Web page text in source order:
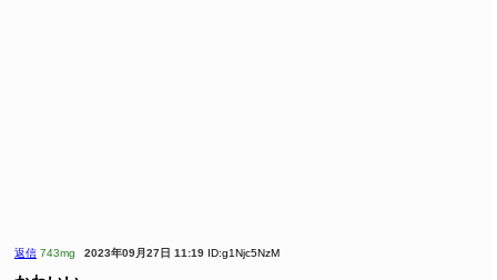
返信 743mg 2023年09月27日 11:19 ID:g1Njc5NzM